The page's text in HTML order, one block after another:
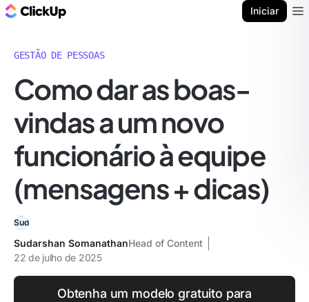
Iniciar
GESTÃO DE PESSOAS
Como dar as boas-
vindas a um novo
funcionário à equipe
(mensagens + dicas)
Sudarshan SomanathanHead of Content
22 de julho de 2025
Obtenha um modelo gratuito para